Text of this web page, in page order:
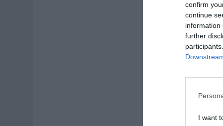
confirm
continue
information
further
I want